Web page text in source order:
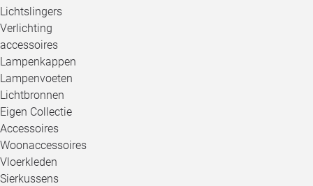
Lichtslingers
Verlichting
accessoires
Lampenkappen
Lampenvoeten
Lichtbronnen
Eigen Collectie
Accessoires
Woonaccessoires
Vloerkleden
Sierkussens